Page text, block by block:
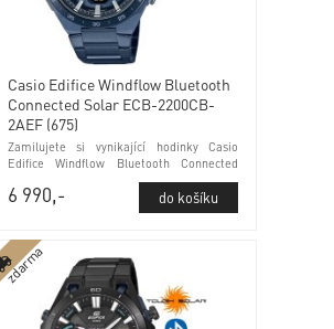
Casio Edifice Windflow Bluetooth
Connected Solar ECB-2200CB-
2AEF (675)
Zamilujete si vynikající hodinky Casio
Edifice Windflow Bluetooth Connected
Solar ECB-2200CB-2AEF (675) kontrola
stavu baterie a minerálním sklem
6 990,-
zdarma